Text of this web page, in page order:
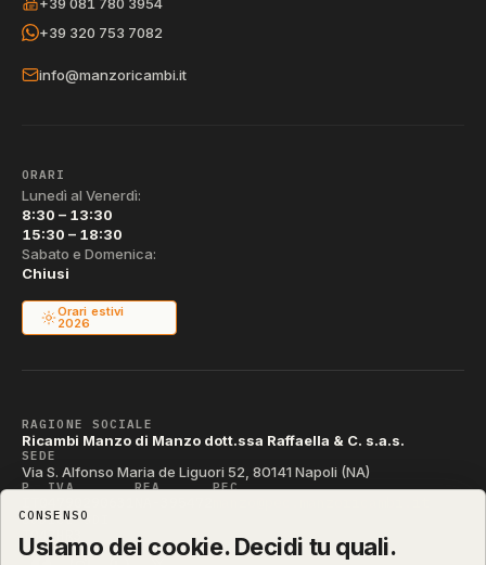
+39 320 753 7082
info@manzoricambi.it
ORARI
Lunedì al Venerdì:
8:30 – 13:30
15:30 – 18:30
Sabato e Domenica:
Chiusi
Orari estivi
2026
RAGIONE SOCIALE
Ricambi Manzo di Manzo dott.ssa Raffaella & C. s.a.s.
SEDE
Via S. Alfonso Maria de Liguori 52, 80141 Napoli (NA)
P. IVA REA PEC
CODICE SDI
T04ZHR3
CONSENSO
Usiamo dei cookie. Decidi tu quali.